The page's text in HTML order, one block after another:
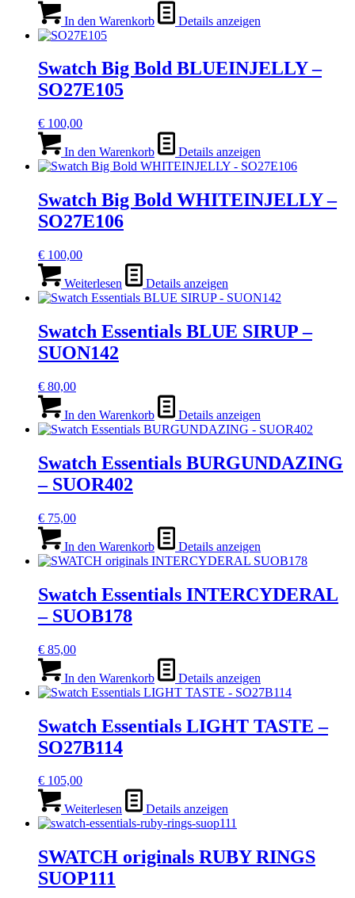
In den Warenkorb Details anzeigen
Swatch Big Bold BLUEINJELLY –
SO27E105
€ 100,00
In den Warenkorb Details anzeigen
Swatch Big Bold WHITEINJELLY –
SO27E106
€ 100,00
Weiterlesen Details anzeigen
Swatch Essentials BLUE SIRUP –
SUON142
€ 80,00
In den Warenkorb Details anzeigen
Swatch Essentials BURGUNDAZING
– SUOR402
€ 75,00
In den Warenkorb Details anzeigen
Swatch Essentials INTERCYDERAL
– SUOB178
€ 85,00
In den Warenkorb Details anzeigen
Swatch Essentials LIGHT TASTE –
SO27B114
€ 105,00
Weiterlesen Details anzeigen
SWATCH originals RUBY RINGS
SUOP111